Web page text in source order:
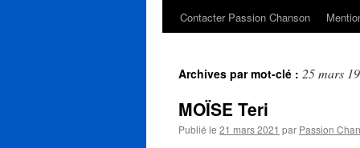
Contacter Passion Chanson
Archives par mot-clé : 25 mars
MOÏSE Teri
Publié le 21 mars 2021 par Passion